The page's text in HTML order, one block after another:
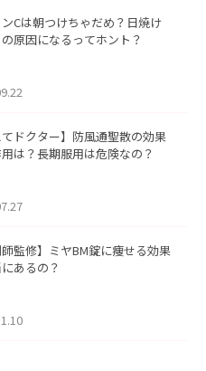
Cは朝つけちゃだめ？日焼け
原因になるってホント？
てドクター】防風通聖散の効果
は？長期服用は危険なの？
師監修】ミヤBM錠に痩せる効果
あるの？